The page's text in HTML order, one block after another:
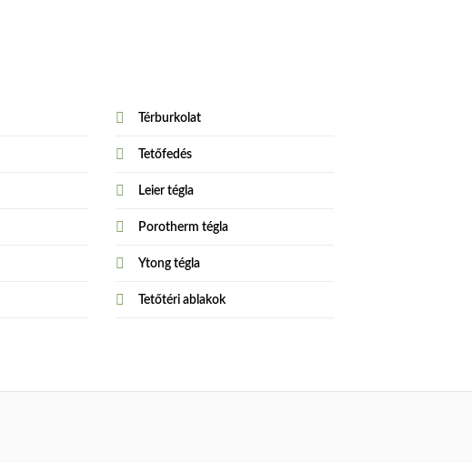
Térburkolat
Tetőfedés
Leier tégla
Porotherm tégla
Ytong tégla
Tetőtéri ablakok